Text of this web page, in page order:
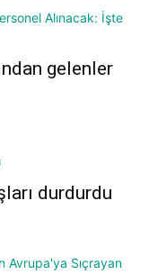
gelenler
durdurdu